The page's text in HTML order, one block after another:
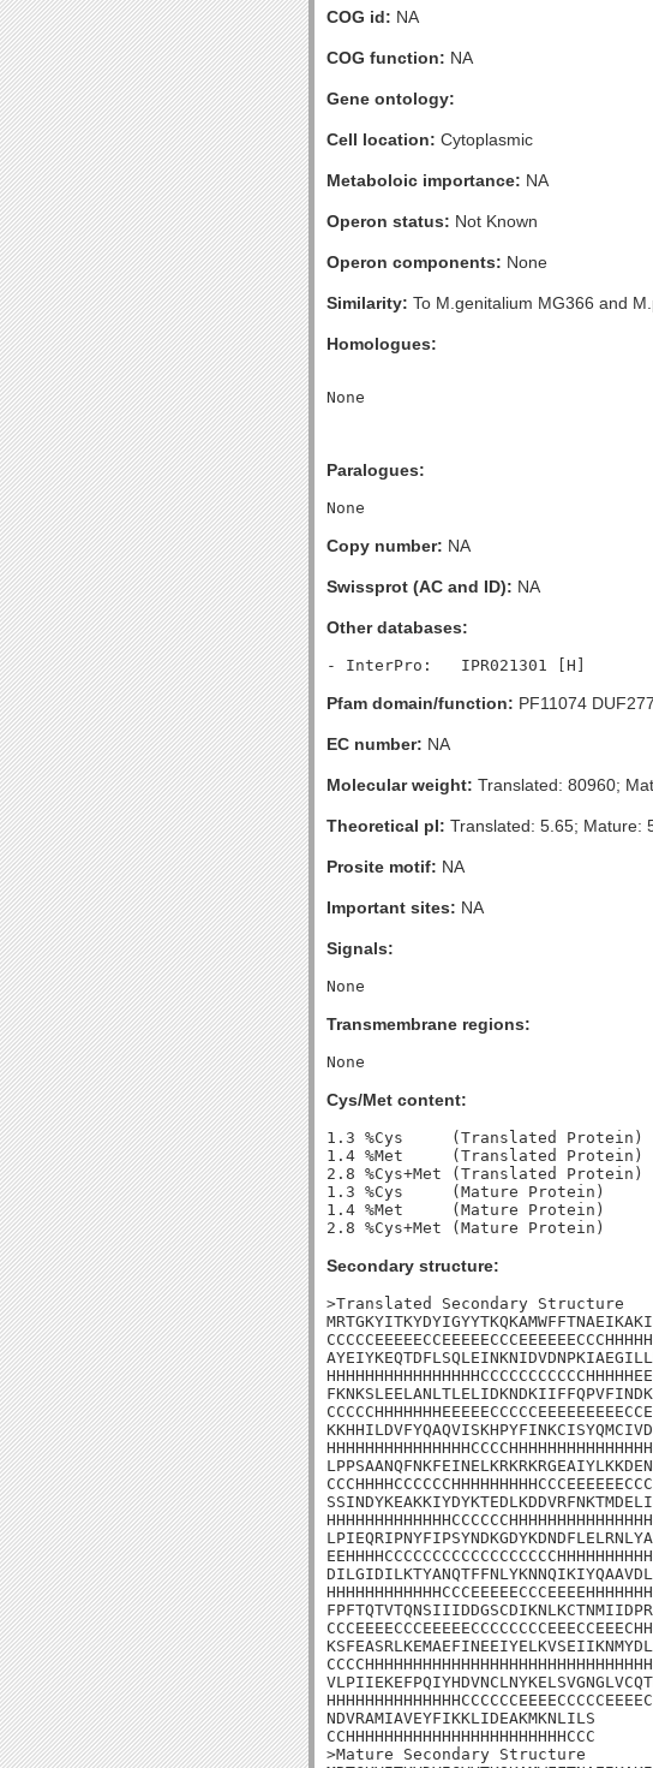
COG id: NA
COG function: NA
Gene ontology:
Cell location: Cytoplasmic
Metaboloic importance: NA
Operon status: Not Known
Operon components: None
Similarity: To M.genitalium MG366 and
Homologues:
Paralogues:
Copy number: NA
Swissprot (AC and ID): NA
Other databases:
Pfam domain/function: PF11074
EC number: NA
Molecular weight: Translated: 80960;
Theoretical pI: Translated: 5.65; Mature:
Prosite motif: NA
Important sites: NA
Signals:
Transmembrane regions:
Cys/Met content:
1.3 %Cys     (Translated Protein)
1.4 %Met     (Translated Protein)
2.8 %Cys+Met (Translated Protein)
1.3 %Cys     (Mature Protein)
1.4 %Met     (Mature Protein)
Secondary structure:
>Translated Secondary Structure
NDVRAMIAVEYFIKKLIDEAKMKNLILS
CCHHHHHHHHHHHHHHHHHHHHHHHCCC
>Mature Secondary Structure